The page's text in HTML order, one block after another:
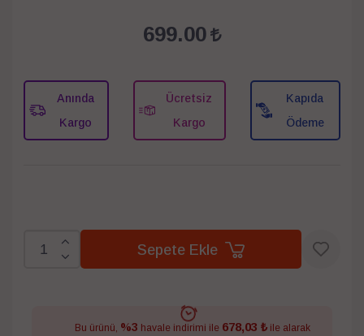
699.00
Anında
Kargo
Ücretsiz
Kargo
Kapıda
Ödeme
Sepete Ekle
Bu ürünü, %3 havale indirimi ile 678,03 ₺ile alarak